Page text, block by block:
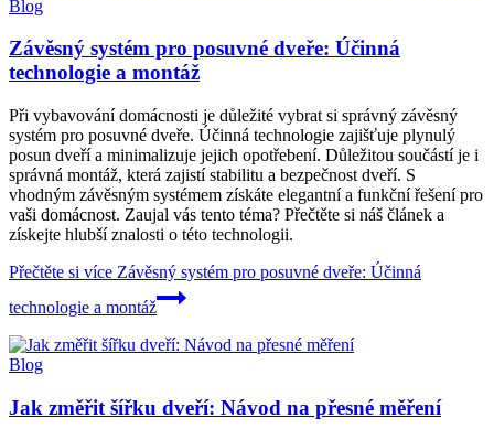
Blog
Závěsný systém pro posuvné dveře: Účinná
technologie a montáž
Při vybavování domácnosti je důležité vybrat si správný závěsný
systém pro posuvné dveře. Účinná technologie zajišťuje plynulý
posun dveří a minimalizuje jejich opotřebení. Důležitou součástí je i
správná montáž, která zajistí stabilitu a bezpečnost dveří. S
vhodným závěsným systémem získáte elegantní a funkční řešení pro
vaši domácnost. Zaujal vás tento téma? Přečtěte si náš článek a
získejte hlubší znalosti o této technologii.
Přečtěte si více Závěsný systém pro posuvné dveře: Účinná
technologie a montáž
Blog
Jak změřit šířku dveří: Návod na přesné měření